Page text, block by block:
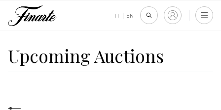
IT | EN
Upcoming Auctions